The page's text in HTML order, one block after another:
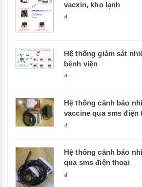
vacxin, kho lạnh
₫
Hệ thống giám sát
bệnh viện
₫
Hệ thống cảnh báo
vaccine qua sms điện
₫
Hệ thống cảnh báo
qua sms điện thoại
₫